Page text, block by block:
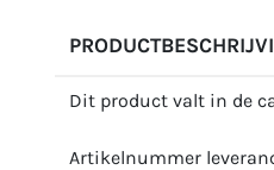
Dit product valt in de
Artikelnummer